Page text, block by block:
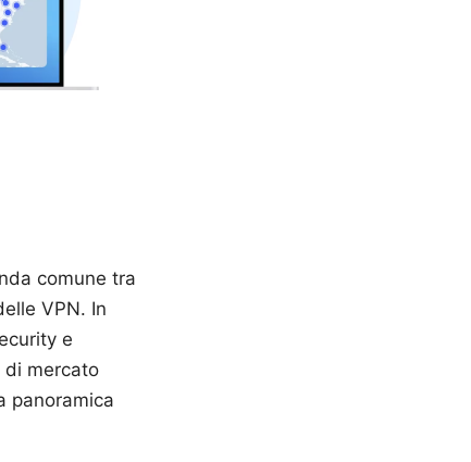
comune tra
VPN. In
e
di mercato
panoramica